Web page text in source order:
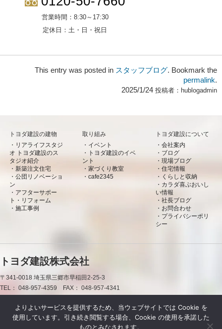
営業時間： 8:30～17:30
定休日： 土・日・祝日
This entry was posted in スタッフブログ. Bookmark the
permalink.
2025/1/24 投稿者： hublogadmin
トヨダ建設の建物
リアライフスタジ
オ トヨダ建設のス
タジオ紹介
新築注文住宅
公団リノベーショ
ン
アフターサポー
ト・リフォーム
施工事例
取り組み
イベント
トヨダ建設のイベ
ント
家づくり教室
cafe2345
トヨダ建設について
会社案内
ブログ
現場ブログ
住宅情報
くらしと収納
カラダ喜ぶおいし
い情報
社長ブログ
お問合わせ
プライバシーポリ
シー
トヨダ建設株式会社
〒341-0018 埼玉県三郷市早稲田2-25-3
TEL： 048-957-4359 FAX： 048-957-4341
0120-50-7660
お問合わせ 資料請求
よりよいサービスを提供するため、当ウェブサイトでは Cookie を
使用しています。引き続き閲覧する場合、Cookie の使用を承諾した
ものとみなされます。